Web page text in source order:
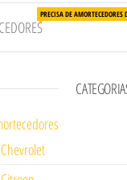
PRECISA DE
Chevrolet